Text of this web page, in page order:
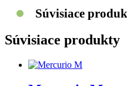
Súvisiace
Súvisiace produkty